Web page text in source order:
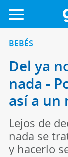
BEBÉS
Del ya
nada -
así a un
Lejos de
nada se
y hacerlo